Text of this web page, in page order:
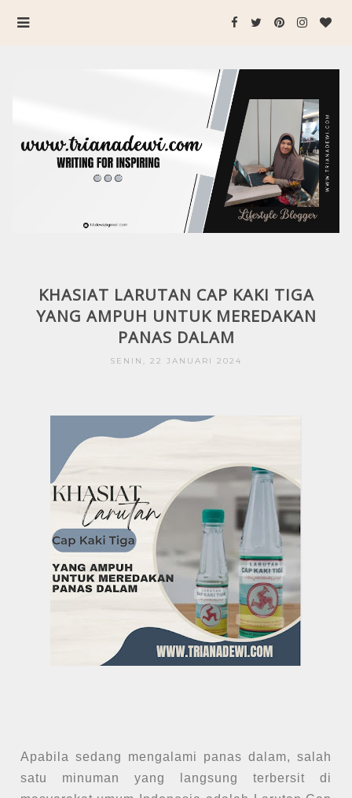
KHASIAT LARUTAN CAP KAKI TIGA
YANG AMPUH UNTUK MEREDAKAN
PANAS DALAM
SENIN, 22 JANUARI 2024
Apabila sedang mengalami panas dalam, salah
satu minuman yang langsung terbersit di